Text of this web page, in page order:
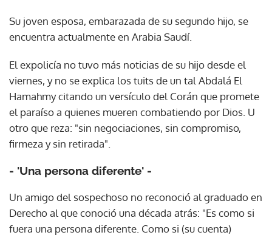
Su joven esposa, embarazada de su segundo hijo, se
encuentra actualmente en Arabia Saudí.
El expolicía no tuvo más noticias de su hijo desde el
viernes, y no se explica los tuits de un tal Abdalá El
Hamahmy citando un versículo del Corán que promete
el paraíso a quienes mueren combatiendo por Dios. U
otro que reza: "sin negociaciones, sin compromiso,
firmeza y sin retirada".
- 'Una persona diferente' -
Un amigo del sospechoso no reconoció al graduado en
Derecho al que conoció una década atrás: "Es como si
fuera una persona diferente. Como si (su cuenta)